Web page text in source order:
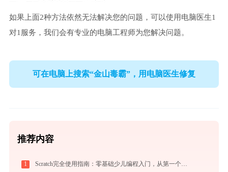
如果上面2种方法依然无法解决您的问题，可以使用电脑医生1
对1服务，我们会有专业的电脑工程师为您解决问题。
可在电脑上搜索“金山毒霸”，用电脑医生修复
推荐内容
1 Scratch完全使用指南：零基础少儿编程入门，从第一个作品到独立创作（2026最新）